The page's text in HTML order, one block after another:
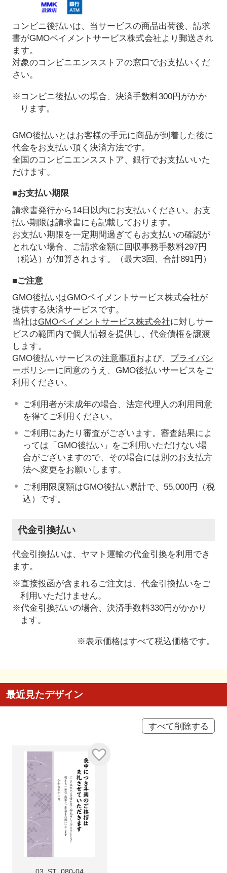
コンビニ後払いは、当サービスの商品出荷後、請求
書がGMOペイメントサービス株式会社より郵送され
ます。
対象のコンビニエンスストアの窓口でお支払いくだ
さい。
※コンビニ後払いの場合、決済手数料300円がかか
ります。
GMO後払いとはお客様の手元に商品が到着した後に
代金をお支払い頂く決済方法です。
全国のコンビニエンスストア、銀行でお支払いいた
だけます。
■お支払い期限
請求書発行から14日以内にお支払いください。お支
払い期限は請求書にも記載しております。
お支払い期限を一定期間過ぎてもお支払いの確認が
とれない場合、ご請求金額に回収事務手数料297円
（税込）が加算されます。（最大3回、合計891円）
■ご注意
GMO後払いはGMOペイメントサービス株式会社が
提供する決済サービスです。
当社はGMOペイメントサービス株式会社に対しサー
ビスの範囲内で個人情報を提供し、代金債権を譲渡
します。
GMO後払いサービスの注意事項および、 プライバシ
ーポリシーに同意のうえ、GMO後払いサービスをご
利用ください。
ご利用者が未成年の場合、法定代理人の利用同意
を得てご利用ください。
ご利用にあたり審査がございます。審査結果によ
っては「GMO後払い」をご利用いただけない場
合がございますので、その場合には別のお支払方
法へ変更をお願いします。
ご利用限度額はGMO後払い累計で、55,000円（税
込）です。
代金引換払い
代金引換払いは、ヤマト運輸の代金引換を利用でき
ます。
※直接投函が含まれるご注文は、代金引換払いをご
利用いただけません。
※代金引換払いの場合、決済手数料330円がかかり
ます。
※表示価格はすべて税込価格です。
最近見たデザイン
すべて削除する